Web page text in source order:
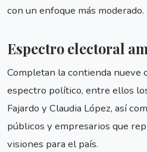
con un enfoque más moderado.
Espectro electoral
Completan la contienda nueve
espectro político, entre ellos
Fajardo y Claudia López, así
públicos y empresarios que
visiones para el país.